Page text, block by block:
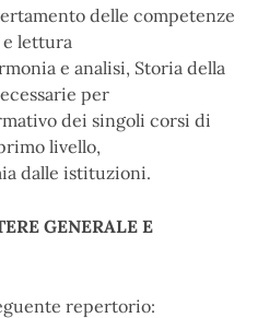
delle competenze
e lettura
e analisi, Storia della
per
dei singoli corsi di
livello,
dalle istituzioni.
GENERALE E
repertorio: